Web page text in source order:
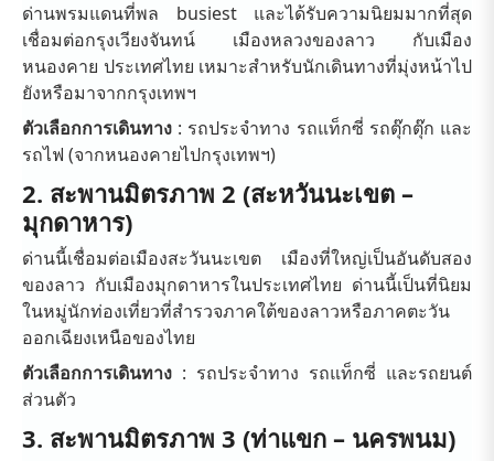
ด่านพรมแดนที่พล busiest และได้รับความนิยมมากที่สุด
เชื่อมต่อกรุงเวียงจันทน์ เมืองหลวงของลาว กับเมือง
หนองคาย ประเทศไทย เหมาะสำหรับนักเดินทางที่มุ่งหน้าไป
ยังหรือมาจากกรุงเทพฯ
ตัวเลือกการเดินทาง : รถประจำทาง รถแท็กซี่ รถตุ๊กตุ๊ก และ
รถไฟ (จากหนองคายไปกรุงเทพฯ)
2. สะพานมิตรภาพ 2 (สะหวันนะเขต –
มุกดาหาร)
ด่านนี้เชื่อมต่อเมืองสะวันนะเขต เมืองที่ใหญ่เป็นอันดับสอง
ของลาว กับเมืองมุกดาหารในประเทศไทย ด่านนี้เป็นที่นิยม
ในหมู่นักท่องเที่ยวที่สำรวจภาคใต้ของลาวหรือภาคตะวัน
ออกเฉียงเหนือของไทย
ตัวเลือกการเดินทาง : รถประจำทาง รถแท็กซี่ และรถยนต์
ส่วนตัว
3. สะพานมิตรภาพ 3 (ท่าแขก – นครพนม)